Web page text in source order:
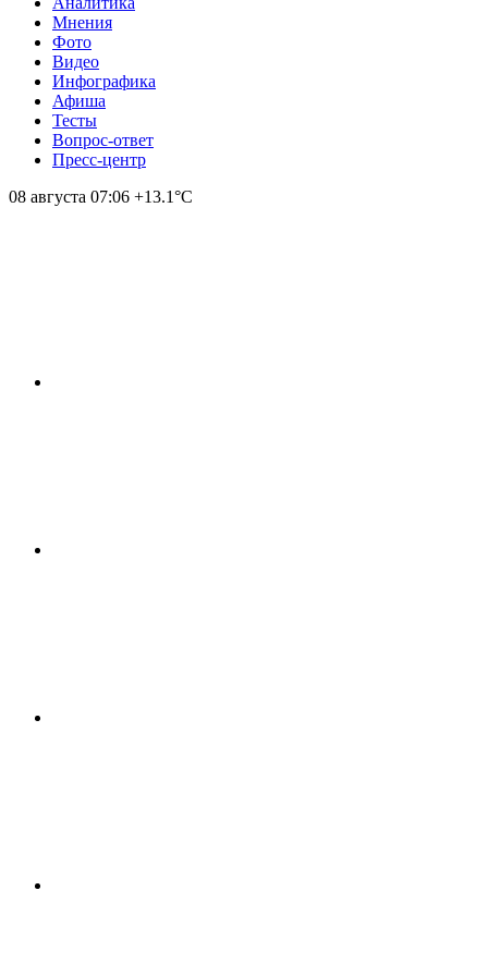
Мнения
Фото
Видео
Инфографика
Афиша
Тесты
Вопрос-ответ
Пресс-центр
08 августа 07:06 +13.1°С